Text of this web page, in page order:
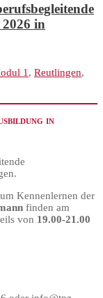
in
1 , Reutlingen,
in
Kennenlernen der
finden am
von 19.00-21.00